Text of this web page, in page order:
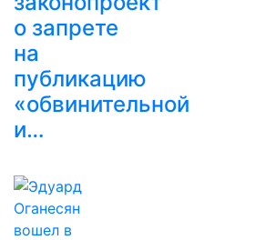
о запрете
на
публикацию
«обвинительной
и…